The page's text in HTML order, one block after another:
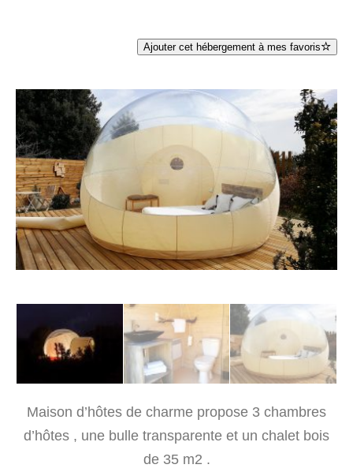
Ajouter cet hébergement à mes favoris
Maison d’hôtes de charme propose 3 chambres
d’hôtes , une bulle transparente et un chalet bois
de 35 m2 .